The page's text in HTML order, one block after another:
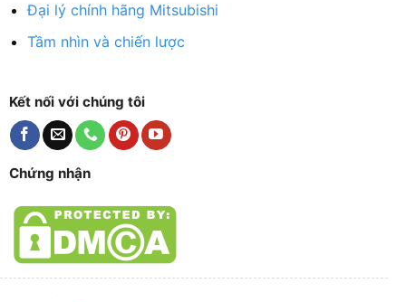
Đại lý chính hãng Mitsubishi
Tầm nhìn và chiến lược
Kết nối với chúng tôi
Chứng nhận